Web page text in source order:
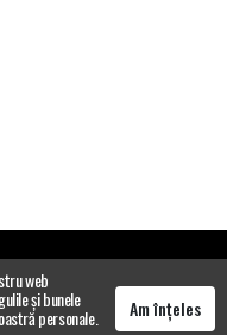
web
și bunele
personale. Am înțeles